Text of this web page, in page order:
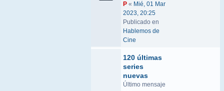
P « Mié, 01 Mar
2023, 20:25
Publicado en
Hablemos de
Cine
120 últimas
series
nuevas
Último mensaje